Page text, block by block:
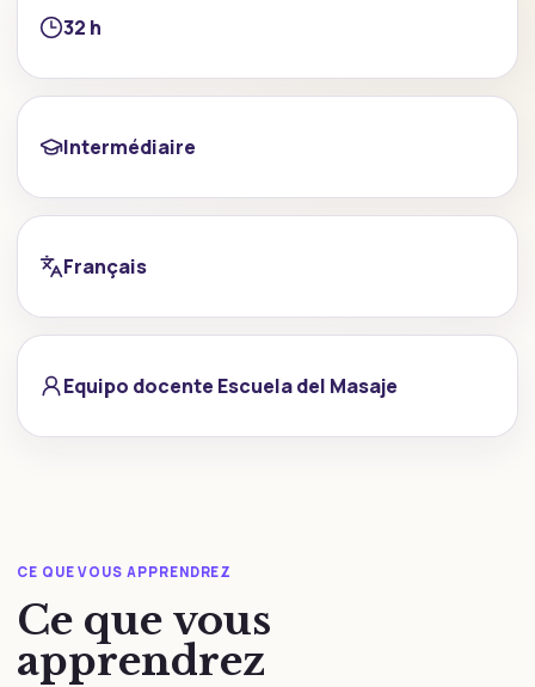
32 h
Intermédiaire
Français
Equipo docente Escuela del Masaje
CE QUE VOUS APPRENDREZ
Ce que vous
apprendrez